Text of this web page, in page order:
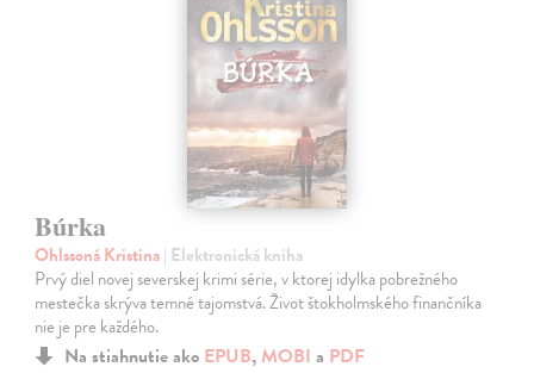
Búrka
Ohlssoná Kristina| Elektronická kniha
Prvý diel novej severskej krimi série, v ktorej idylka pobrežného
mestečka skrýva temné tajomstvá. Život štokholmského finančníka
nie je pre každého.
Na stiahnutie ako EPUB, MOBI a PDF